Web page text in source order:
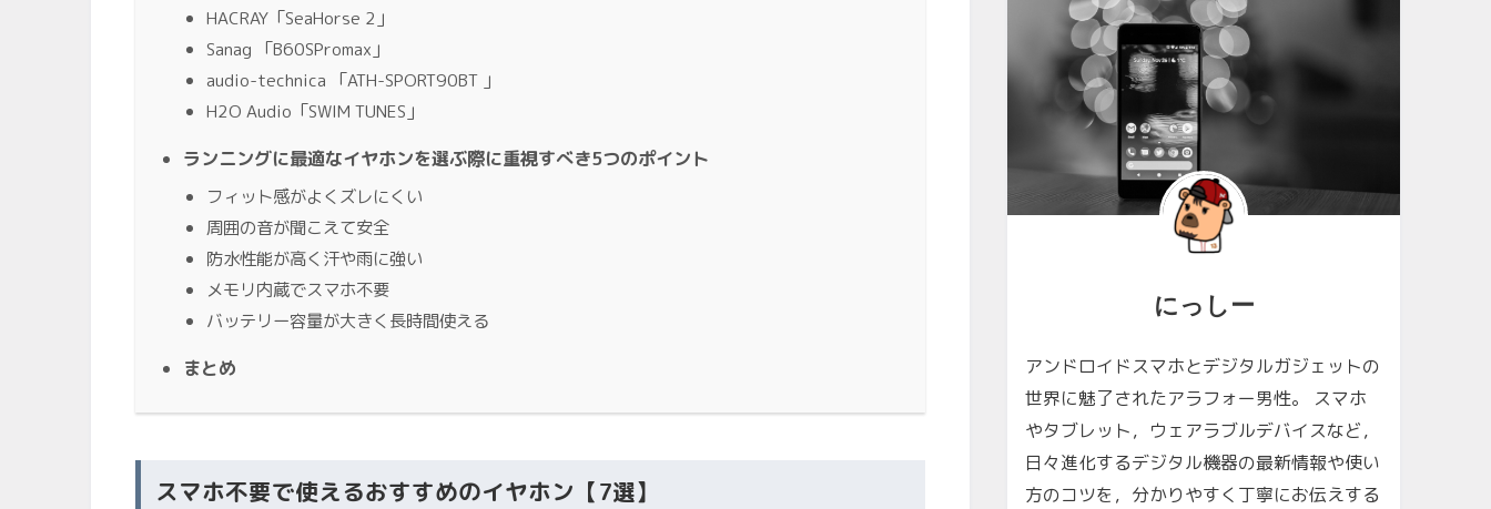
HACRAY「SeaHorse 2」
Sanag 「B60SPromax」
audio-technica 「ATH-SPORT90BT 」
H2O Audio「SWIM TUNES」
ランニングに最適なイヤホンを選ぶ際に重視すべき5つのポイント
フィット感がよくズレにくい
周囲の音が聞こえて安全
防水性能が高く汗や雨に強い
メモリ内蔵でスマホ不要
バッテリー容量が大きく長時間使える
まとめ
スマホ不要で使えるおすすめのイヤホン【7選】
にっしー
アンドロイドスマホとデジタルガジェットの
世界に魅了されたアラフォー男性。 スマホ
やタブレット，ウェアラブルデバイスなど，
日々進化するデジタル機器の最新情報や使い
方のコツを，分かりやすく丁寧にお伝えする